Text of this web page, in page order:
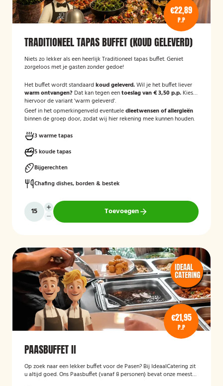
€22,89
P.P
TRADITIONEEL TAPAS BUFFET (KOUD GELEVERD)
Niets zo lekker als een heerlijk Traditioneel tapas buffet. Geniet
zorgeloos met je gasten zonder gedoe!
Het buffet wordt standaard koud geleverd.Wil je het buffet liever
warm ontvangen? Dat kan tegen eentoeslag van € 3,50 p.p. Kies
hiervoor de variant 'warm geleverd'.
Geef in het opmerkingenveld eventueledieetwensen of allergieën
binnen de groep door, zodat wij hier rekening mee kunnen houden.
3 warme tapas
5 koude tapas
Bijgerechten
Chafing dishes, borden & bestek
Toevoegen
€21,95
P.P
PAASBUFFET II
Op zoek naar een lekker buffet voor de Pasen? Bij IdeaalCatering zit
u altijd goed. Ons Paasbuffet (vanaf 8 personen) bevat onze meest